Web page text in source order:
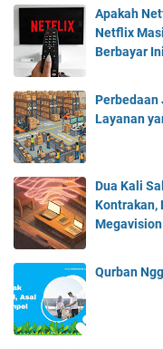
Apakah
Netflix
Berbayar
Perbedaan
Layanan
Dua Kali
Kontrakan,
Megavision
Qurban